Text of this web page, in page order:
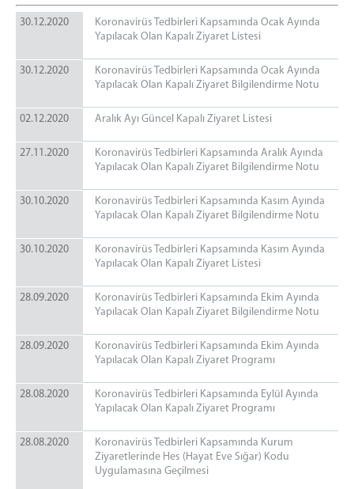
Eğitim ve Öğretim Servisi
Sağlık Servisi
İşyurtları Servisi
Fotokopi
Çamaşırhane
Terzihane
Kantin
Teknik Servis
Emanet Eşya Birimi
Bilgi İşlem Birimi
Çini Kursu
Halı Dokuma Kursu
1.ve 2.Kademe Okuma Kursları
Aşçı Yardımcısı Kursu
Saç Bakımı ve Yapımı Kursu
GÖRÜŞ PROGRAMI
Telefon Görüşme Programı
30.12.2020
Koronavirüs Tedbirleri Kapsamında Ocak Ayında
Yapılacak Olan Kapalı Ziyaret Listesi
30.12.2020
Koronavirüs Tedbirleri Kapsamında Ocak Ayında
Yapılacak Olan Kapalı Ziyaret Bilgilendirme Notu
02.12.2020 Aralık Ayı Güncel Kapalı Ziyaret Listesi
27.11.2020
Koronavirüs Tedbirleri Kapsamında Aralık Ayında
Yapılacak Olan Kapalı Ziyaret Bilgilendirme Notu
30.10.2020
Koronavirüs Tedbirleri Kapsamında Kasım Ayında
Yapılacak Olan Kapalı Ziyaret Bilgilendirme Notu
30.10.2020
Koronavirüs Tedbirleri Kapsamında Kasım Ayında
Yapılacak Olan Kapalı Ziyaret Listesi
28.09.2020
Koronavirüs Tedbirleri Kapsamında Ekim Ayında
Yapılacak Olan Kapalı Ziyaret Bilgilendirme Notu
28.09.2020
Koronavirüs Tedbirleri Kapsamında Ekim Ayında
Yapılacak Olan Kapalı Ziyaret Programı
28.08.2020
Koronavirüs Tedbirleri Kapsamında Eylül Ayında
Yapılacak Olan Kapalı Ziyaret Programı
28.08.2020
Koronavirüs Tedbirleri Kapsamında Kurum
Ziyaretlerinde Hes (Hayat Eve Sığar) Kodu
Uygulamasına Geçilmesi